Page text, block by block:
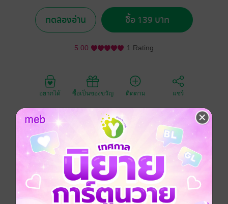
ทดลองอ่าน ซื้อ 139 บาท
5.00 1 Rating
อยากได้ ซื้อเป็นของขวัญ ติดตาม แชร์
"กฎข้อแรก: ห้ามจูบปาก! กฎข้อสอง: ถ้าจะเรียกใช้ 'บริการ'
ต้องแจ้งล่วงหน้า 2 ชั่วโมงเพื่อเคลียร์ตารางอ่านหนังสือ!"
เมื่อซาตานหมื่นล้านสายเปย์อย่าง 'วายุ' ยอมจ่ายไม่อั้นเพื่อ
ซื้อตัวเด็กเลี้ยงมาบำเรอรัก แต่สิ่งที่ได้กลับมาคือ 'สาวบัญชี
หน้าตาย' ในชุดนอนโดราเอมอนย้วยๆ ที่มาพร้อมกับหน้า
กระดาษตั้งกฎเหล็กใส่หน้า! งานนี้ประธาน V-Empire จอม